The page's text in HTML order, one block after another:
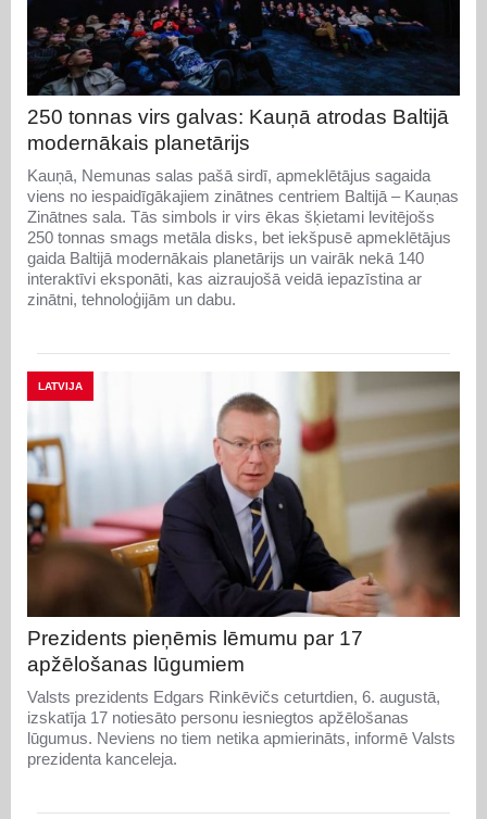
250 tonnas virs galvas: Kauņā atrodas Baltijā
modernākais planetārijs
Kauņā, Nemunas salas pašā sirdī, apmeklētājus sagaida
viens no iespaidīgākajiem zinātnes centriem Baltijā – Kauņas
Zinātnes sala. Tās simbols ir virs ēkas šķietami levitējošs
250 tonnas smags metāla disks, bet iekšpusē apmeklētājus
gaida Baltijā modernākais planetārijs un vairāk nekā 140
interaktīvi eksponāti, kas aizraujošā veidā iepazīstina ar
zinātni, tehnoloģijām un dabu.
LATVIJA
Prezidents pieņēmis lēmumu par 17
apžēlošanas lūgumiem
Valsts prezidents Edgars Rinkēvičs ceturtdien, 6. augustā,
izskatīja 17 notiesāto personu iesniegtos apžēlošanas
lūgumus. Neviens no tiem netika apmierināts, informē Valsts
prezidenta kanceleja.